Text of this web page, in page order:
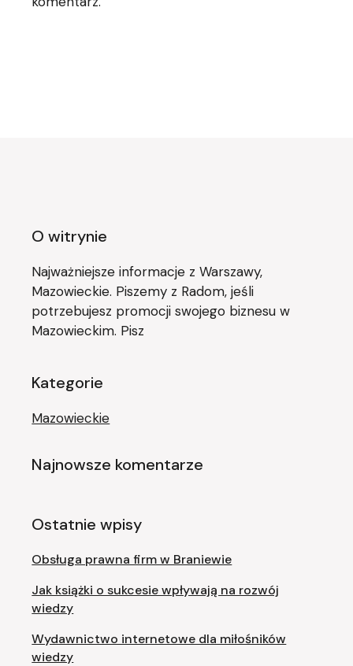
O witrynie
Najważniejsze informacje z Warszawy,
Mazowieckie. Piszemy z Radom, jeśli
potrzebujesz promocji swojego biznesu w
Mazowieckim. Pisz
Kategorie
Mazowieckie
Najnowsze komentarze
Ostatnie wpisy
Obsługa prawna firm w Braniewie
Jak książki o sukcesie wpływają na rozwój
wiedzy
Wydawnictwo internetowe dla miłośników
wiedzy